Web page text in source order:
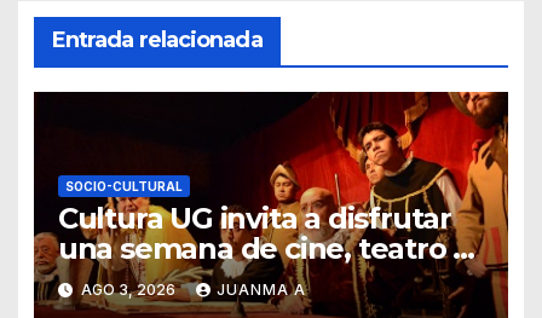
Entrada relacionada
SOCIO-CULTURAL
Cultura UG invita a disfrutar
una semana de cine, teatro y
exposiciones artísticas
AGO 3, 2026 JUANMA A